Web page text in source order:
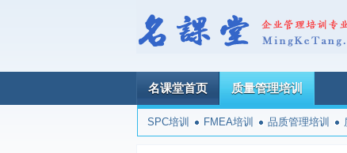
名课堂首页 质量管理培训
SPC培训 FMEA培训 品质管理培训